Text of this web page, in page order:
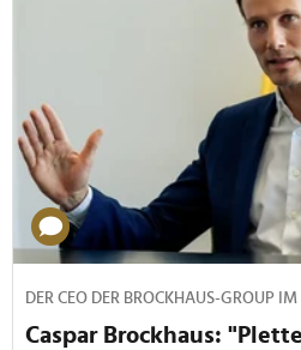
DER CEO DER BROCKHAUS-GROUP
Caspar Brockhaus: